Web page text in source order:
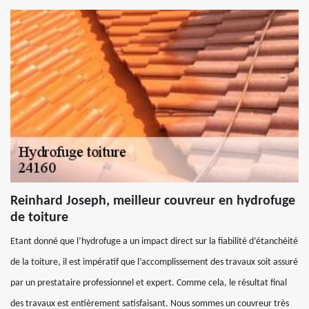
Reinhard Joseph, meilleur couvreur en hydrofuge
de toiture
Etant donné que l’hydrofuge a un impact direct sur la fiabilité d’étanchéité
de la toiture, il est impératif que l’accomplissement des travaux soit assuré
par un prestataire professionnel et expert. Comme cela, le résultat final
des travaux est entièrement satisfaisant. Nous sommes un couvreur très